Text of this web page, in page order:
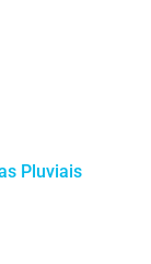
Pluviais